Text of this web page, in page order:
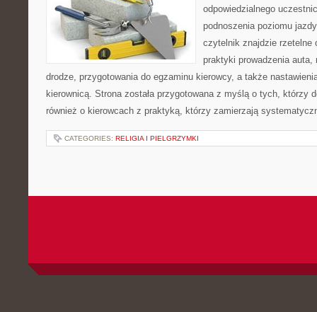
odpowiedzialnego
podnoszenia poziomu
czytelnik znajdzie rzetelne
praktyki prowadzenia auta,
drodze, przygotowania do egzaminu kierowcy, a także
kierownicą. Strona została przygotowana z myślą o tych, którzy
również o kierowcach z praktyką, którzy zamierzają
CATEGORIES: RELIGIA I PIELGRZYMKI